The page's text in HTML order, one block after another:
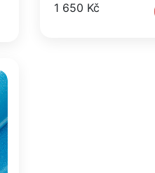
1 650 Kč